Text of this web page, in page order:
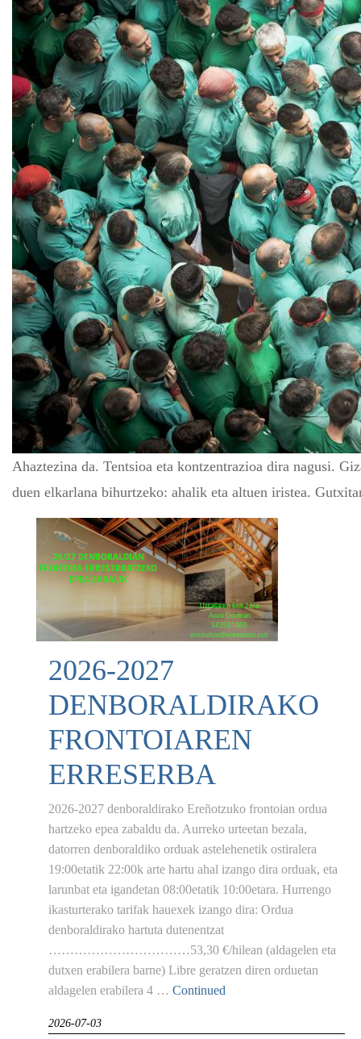
Ahaztezina da. Tentsioa eta kontzentrazioa dira nagusi.
duen elkarlana bihurtzeko: ahalik eta altuen iristea.
2026-2027
DENBORALDIRAKO
FRONTOIAREN
ERRESERBA
2026-2027 denboraldirako Ereñotzuko frontoian ordua
hartzeko epea zabaldu da. Aurreko urteetan bezala,
datorren denboraldiko orduak astelehenetik ostiralera
19:00etatik 22:00k arte hartu ahal izango dira orduak, eta
larunbat eta igandetan 08:00etatik 10:00etara. Hurrengo
ikasturterako tarifak hauexek izango dira: Ordua
denboraldirako hartuta dutenentzat
……………………………53,30 €/hilean (aldagelen eta
dutxen erabilera barne) Libre geratzen diren orduetan
aldagelen erabilera 4 … Continued
2026-07-03